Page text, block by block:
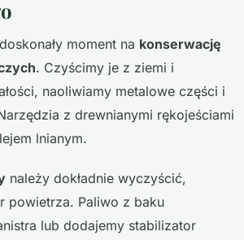
moment na konserwację
. Czyścimy je z ziemi i
naoliwiamy metalowe części i
z drewnianymi rękojeściami
lnianym.
należy dokładnie wyczyścić,
powietrza. Paliwo z baku
lub dodajemy stabilizator